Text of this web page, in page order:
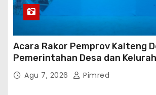
Acara Rakor Pemprov Kalteng
Pemerintahan Desa dan
Risk Assessment
Agu 7, 2026 Pimred